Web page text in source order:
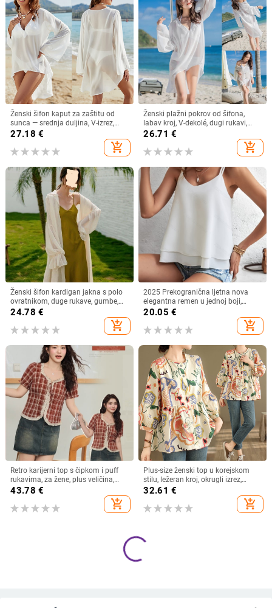
Ženski šifon kaput za zaštitu od
sunca — srednja duljina, V-izrez,
dugi rukav, široki kroj, 95% poliester
27.18 €
add_shopping_cart
Ženski plažni pokrov od šifona,
labav kroj, V-dekolé, dugi rukavi,
najlon/akril 95%+
26.71 €
add_shopping_cart
Ženski šifon kardigan jakna s polo
ovratnikom, duge rukave, gumbe,
gradski stil, 95% poliester
24.78 €
add_shopping_cart
2025 Prekogranična ljetna nova
elegantna remen u jednoj boji,
jednostavna remen s V-izrezom
20.05 €
add_shopping_cart
Retro karijerni top s čipkom i puff
rukavima, za žene, plus veličina,
četvrtasti izrez
43.78 €
add_shopping_cart
Plus-size ženski top u korejskom
stilu, ležeran kroj, okrugli izrez,
pamuk (70–80%), proljeće 2024
32.61 €
add_shopping_cart